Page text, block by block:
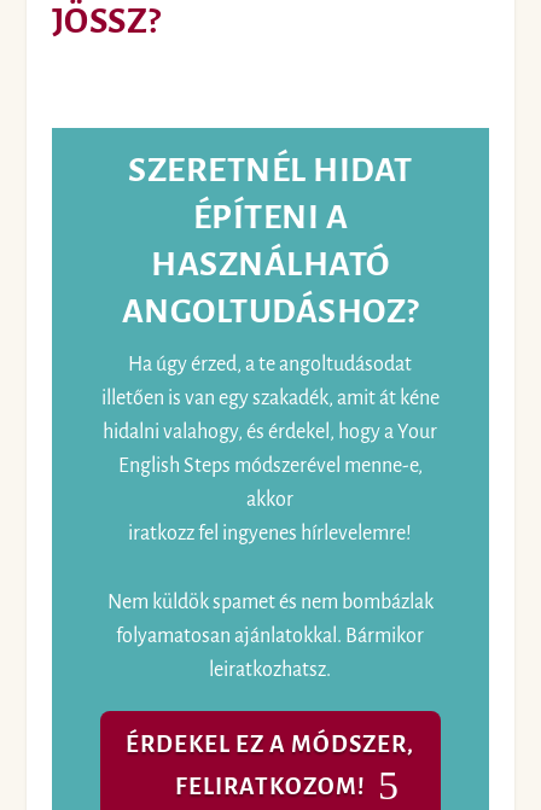
JÖSSZ?
SZERETNÉL HIDAT
ÉPÍTENI A
HASZNÁLHATÓ
ANGOLTUDÁSHOZ?
Ha úgy érzed, a te angoltudásodat
illetően is van egy szakadék, amit át kéne
hidalni valahogy, és érdekel, hogy a Your
English Steps módszerével menne-e,
akkor
iratkozz fel ingyenes hírlevelemre!
Nem küldök spamet és nem bombázlak
folyamatosan ajánlatokkal. Bármikor
leiratkozhatsz.
ÉRDEKEL EZ A MÓDSZER,
FELIRATKOZOM!